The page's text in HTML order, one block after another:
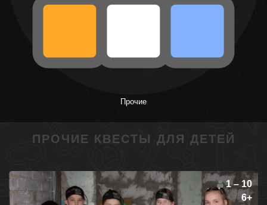
Прочие
ПРОЧИЕ КВЕСТЫ ДЛЯ ДЕТЕЙ
1 – 10
6+